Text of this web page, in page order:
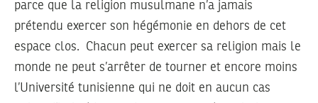
parce que la religion musulmane n’a jamais
prétendu exercer son hégémonie en dehors de cet
espace clos. Chacun peut exercer sa religion mais le
monde ne peut s’arrêter de tourner et encore moins
l’Université tunisienne qui ne doit en aucun cas